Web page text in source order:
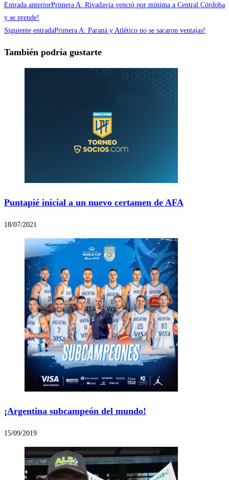
Entrada anteriorPrimera A: Rivadavia venció por mínima a Central Córdoba
y se prende!
Siguiente entradaPrimera A: Paraná y Atlético no se sacaron ventajas!
También podría gustarte
Puntapié inicial a un nuevo certamen de AFA
18/07/2021
¡Argentina subcampeón del mundo!
15/09/2019